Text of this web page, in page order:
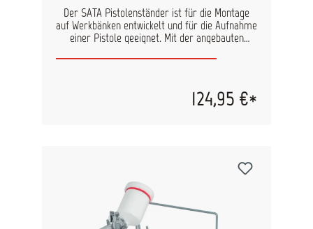
Der SATA Pistolenständer ist für die Montage
auf Werkbänken entwickelt und für die Aufnahme
einer Pistole geeignet. Mit der angebauten
erhöht den Bedienkomfort bei der Vorbereitung
Pistolenständer, durch die Nutzung des
entsprechenden Einsatzes, auch für die124,95 €*